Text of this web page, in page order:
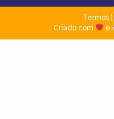
Termos|
Criado com
e